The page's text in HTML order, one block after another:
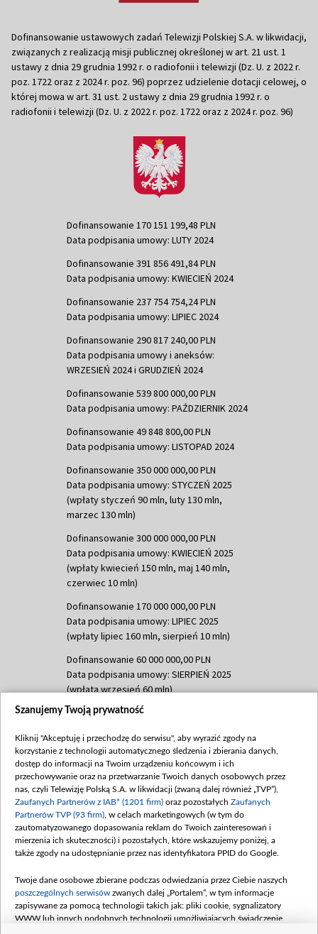
Dofinansowanie ustawowych zadań Telewizji Polskiej S.A. w likwidacji,
związanych z realizacją misji publicznej określonej w art. 21 ust. 1
ustawy z dnia 29 grudnia 1992 r. o radiofonii i telewizji (Dz. U. z 2022 r.
poz. 1722 oraz z 2024 r. poz. 96) poprzez udzielenie dotacji celowej, o
której mowa w art. 31 ust. 2 ustawy z dnia 29 grudnia 1992 r. o
radiofonii i telewizji (Dz. U. z 2022 r. poz. 1722 oraz z 2024 r. poz. 96)
Dofinansowanie 170 151 199,48 PLN
Data podpisania umowy: LUTY 2024
Dofinansowanie 391 856 491,84 PLN
Data podpisania umowy: KWIECIEŃ 2024
Dofinansowanie 237 754 754,24 PLN
Data podpisania umowy: LIPIEC 2024
Dofinansowanie 290 817 240,00 PLN
Data podpisania umowy i aneksów:
WRZESIEŃ 2024 i GRUDZIEŃ 2024
Dofinansowanie 539 800 000,00 PLN
Data podpisania umowy: PAŹDZIERNIK 2024
Dofinansowanie 49 848 800,00 PLN
Data podpisania umowy: LISTOPAD 2024
Dofinansowanie 350 000 000,00 PLN
Data podpisania umowy: STYCZEŃ 2025
(wpłaty styczeń 90 mln, luty 130 mln,
marzec 130 mln)
Dofinansowanie 300 000 000,00 PLN
Data podpisania umowy: KWIECIEŃ 2025
(wpłaty kwiecień 150 mln, maj 140 mln,
czerwiec 10 mln)
Dofinansowanie 170 000 000,00 PLN
Data podpisania umowy: LIPIEC 2025
(wpłaty lipiec 160 mln, sierpień 10 mln)
Dofinansowanie 60 000 000,00 PLN
Data podpisania umowy: SIERPIEŃ 2025
(wpłata wrzesień 60 mln)
Dofinansowanie 635 783 051,21 PLN
(wpłata wrzesień 100 mln, październik 350
mln, listopad 265 mln)
Dofinansowanie 48 862 000,00 PLN
Data podpisania umowy: GRUDZIEŃ 2025
(wpłata grudzień 60,548 mln)
Dofinansowanie 900 000 000,00 PLN
Data podpisania umowy: LUTY 2026 (wpłata
kwiecień 180 mln, 7 maja 180 mln, 8
czerwca 90 mln)
Dofinansowanie 250 000 000,00 PLN
Szanujemy Twoją prywatność
Kliknij "Akceptuję i przechodzę do serwisu", aby wyrazić zgody na
korzystanie z technologii automatycznego śledzenia i zbierania danych,
dostęp do informacji na Twoim urządzeniu końcowym i ich
przechowywanie oraz na przetwarzanie Twoich danych osobowych przez
nas, czyli Telewizję Polską S.A. w likwidacji (zwaną dalej również „TVP”),
Zaufanych Partnerów z IAB* (1201 firm) oraz pozostałych Zaufanych
Partnerów TVP (93 firm) , w celach marketingowych (w tym do
zautomatyzowanego dopasowania reklam do Twoich zainteresowań i
mierzenia ich skuteczności) i pozostałych, które wskazujemy poniżej, a
także zgody na udostępnianie przez nas identyfikatora PPID do Google.
Twoje dane osobowe zbierane podczas odwiedzania przez Ciebie naszych
poszczególnych serwisów zwanych dalej „Portalem”, w tym informacje
zapisywane za pomocą technologii takich jak: pliki cookie, sygnalizatory
WWW lub innych podobnych technologii umożliwiających świadczenie